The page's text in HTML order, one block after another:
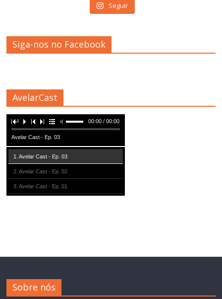
Seguir
Siga-nos no Facebook
AvelarCast
00:00 / 00:00
Avelar Cast - Ep. 03
1. Avelar Cast - Ep. 03
2. Avelar Cast - Ep. 02
3. Avelar Cast - Ep. 01
Sobre nós